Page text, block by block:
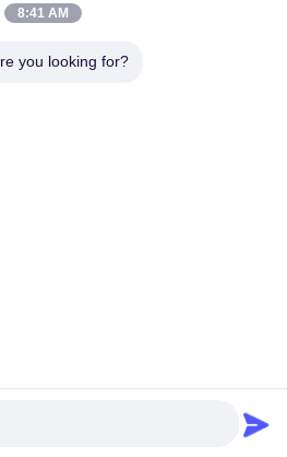
সরবরাহকারী। কপিরাইট © 2021-2026 Shenzhen
Co.,Ltd . সমস্ত অধিকার সংরক্ষিত.
8:41 AM
you looking for?